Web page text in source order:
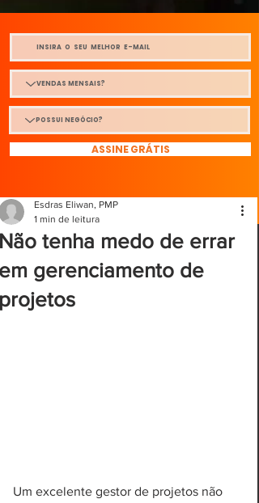
ASSINE GRÁTIS
tenha medo de errar
gerenciamento de
Esdras Eliwan, PMP
1 min de leitura
Um excelente gestor de projetos não